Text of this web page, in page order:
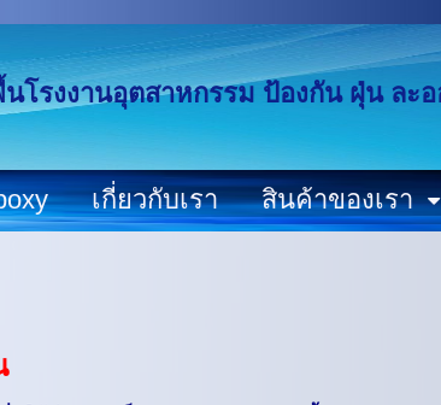
รงงานอุตสาหกรรม ป้องกัน ฝุ่น ละ
เกี่ยวกับเรา สินค้าของเรา